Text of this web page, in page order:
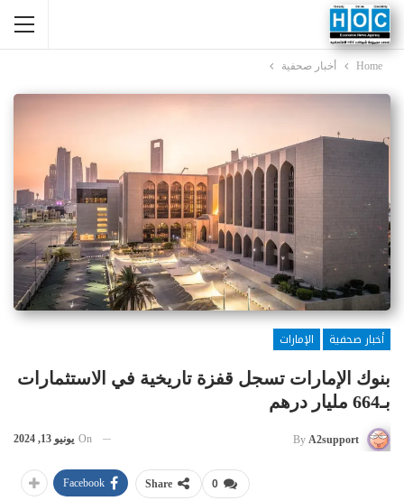
Home أخبار صحفية
أخبار صحفية
الإمارات
بنوك الإمارات تسجل قفزة تاريخية في الاستثمارات
بـ664 مليار درهم
By A2support
On يونيو 13, 2024
0
Share
Facebook